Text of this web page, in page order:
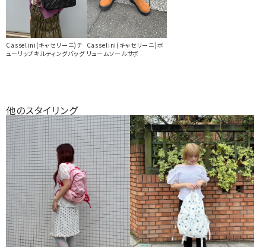
Casselini(キャセリーニ)チ
ューリップキルティングバッグ
Casselini(キャセリーニ)ボ
リュームソールサボ
他のスタイリング